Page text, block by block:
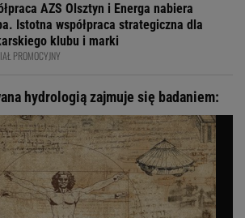
AZS Olsztyn i Energa nabiera
Istotna współpraca strategiczna dla
klubu i marki
PROMOCYJNY
hydrologią zajmuje się badaniem: